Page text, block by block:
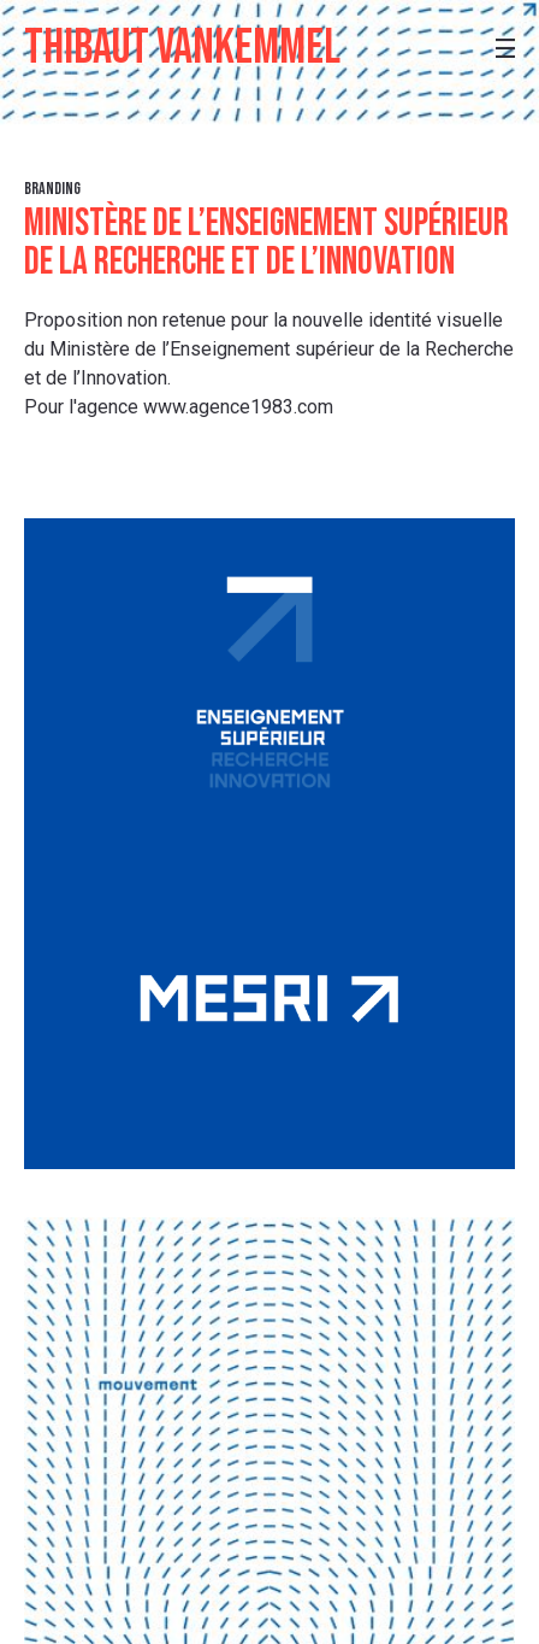
Thibaut Vankemmel
BRANDING
MINISTÈRE DE L’ENSEIGNEMENT SUPÉRIEUR
DE LA RECHERCHE ET DE L’INNOVATION
Proposition non retenue pour la nouvelle identité visuelle
du Ministère de l’Enseignement supérieur de la Recherche
et de l’Innovation.
Pour l'agence www.agence1983.com